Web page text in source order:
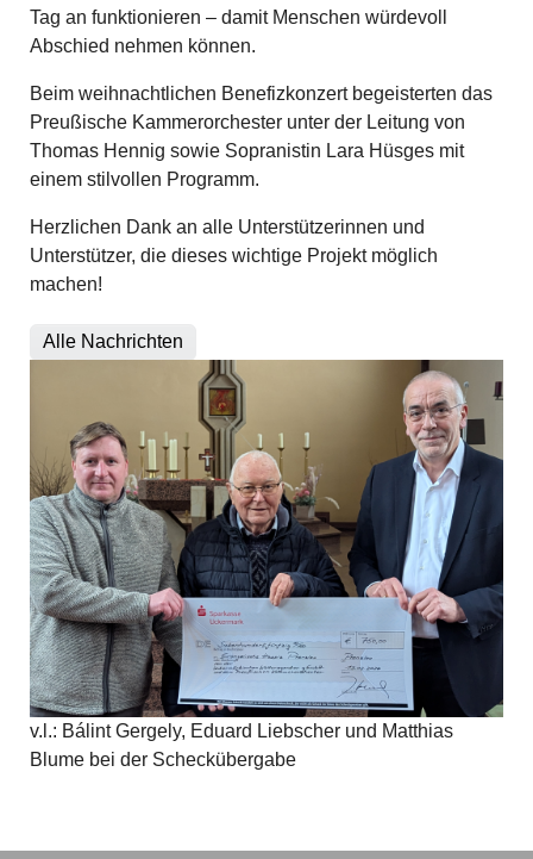
Tag an funktionieren – damit Menschen würdevoll
Abschied nehmen können.
Beim weihnachtlichen Benefizkonzert begeisterten das
Preußische Kammerorchester unter der Leitung von
Thomas Hennig sowie Sopranistin Lara Hüsges mit
einem stilvollen Programm.
Herzlichen Dank an alle Unterstützerinnen und
Unterstützer, die dieses wichtige Projekt möglich
machen!
Alle Nachrichten
v.l.: Bálint Gergely, Eduard Liebscher und Matthias
Blume bei der Scheckübergabe